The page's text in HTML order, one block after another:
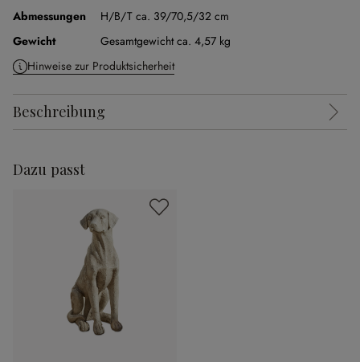
Abmessungen
H/B/T ca. 39/70,5/32 cm
Gewicht
Gesamtgewicht ca. 4,57 kg
Hinweise zur Produktsicherheit
Beschreibung
Dazu passt